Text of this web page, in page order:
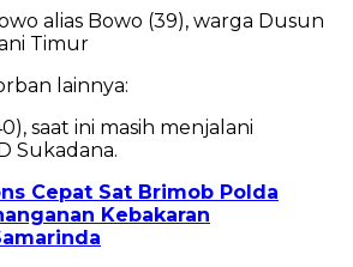
alias Bowo (39), warga Dusun
Timur
lainnya:
saat ini masih menjalani
Sukadana.
Cepat Sat Brimob Polda
Kebakaran